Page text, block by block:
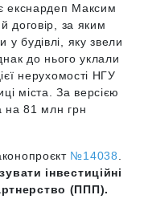
екснардеп Максим
договір, за яким
будівлі, яку звели
до нього уклали
нерухомості НГУ
міста. За версією
на 81 млн грн
№14038
інвестиційні
(ППП).